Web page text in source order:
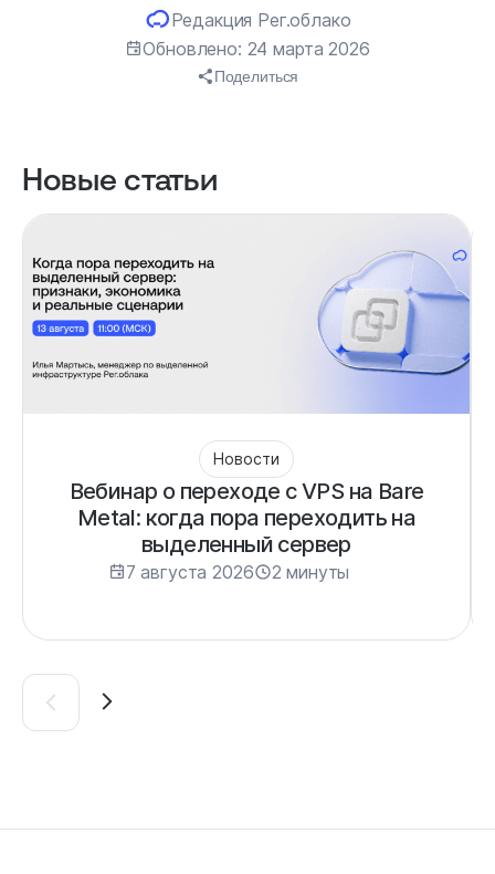
Редакция Рег.облако
Обновлено: 24 марта 2026
Поделиться
Новые статьи
Новости
Вебинар о переходе с VPS на Bare
Metal: когда пора переходить на
выделенный сервер
7 августа 2026 2 минуты